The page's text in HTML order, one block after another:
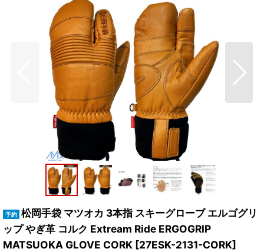
松岡手袋 マツオカ 3本指 スキーグローブ エルゴグリ
ップ やぎ革 コルク Extream Ride ERGOGRIP
MATSUOKA GLOVE CORK [27ESK-2131-CORK]